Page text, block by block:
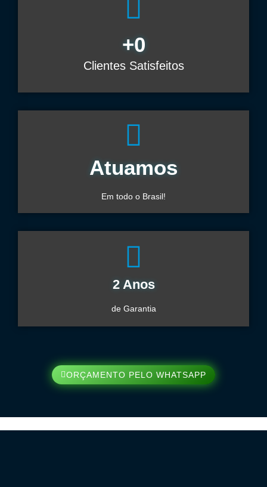
Clientes Satisfeitos
+0
Atuamos
Em todo o Brasil!
2 Anos
de Garantia
ORÇAMENTO PELO WHATSAPP